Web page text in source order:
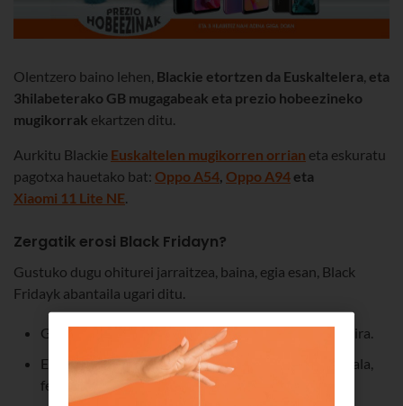
Olentzero baino lehen, Blackie etortzen da Euskaltelera, eta
3hilabeterako GB mugagabeak eta prezio hobeezineko
mugikorrak ekartzen ditu.
Aurkitu Blackie Euskaltelen mugikorren orrian eta eskuratu
pagotxa hauetako bat: Oppo A54, Oppo A94 eta
Xiaomi 11 Lite NE.
Zergatik erosi Black Fridayn?
Gustuko dugu ohiturei jarraitzea, baina, egia esan, Black
Fridayk abantaila ugari ditu.
Geroago aurkitzen ez diren deskontuak aurkitzen dira.
Eguberrietako erosketak aurreratu ditzakezu eta, hala,
festetan ez daukazu horiekin kezkatu beharrik.